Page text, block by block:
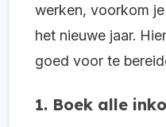
werken, voorkom
het nieuwe jaar.
goed voor te
1. Boek alle